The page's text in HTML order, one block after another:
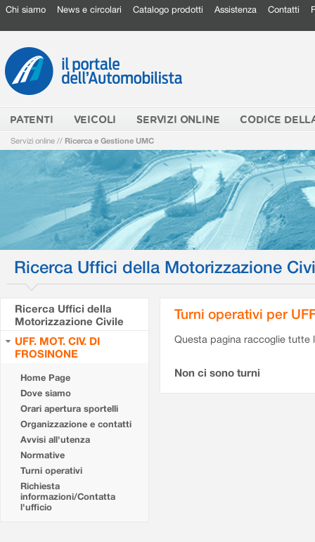
Chi siamo News e circolari Catalogo prodotti Assistenza Contatti
PATENTI VEICOLI SERVIZI ONLINE CODICE
Servizi online // Ricerca e Gestione UMC
Ricerca Uffici della Motorizzazione
Ricerca Uffici della
Motorizzazione Civile
UFF. MOT. CIV. DI
FROSINONE
Home Page
Dove siamo
Orari apertura sportelli
Organizzazione e contatti
Avvisi all'utenza
Normative
Turni operativi
Richiesta
informazioni/Contatta
l'ufficio
Turni operativi per
Questa pagina raccoglie tutte
Non ci sono turni